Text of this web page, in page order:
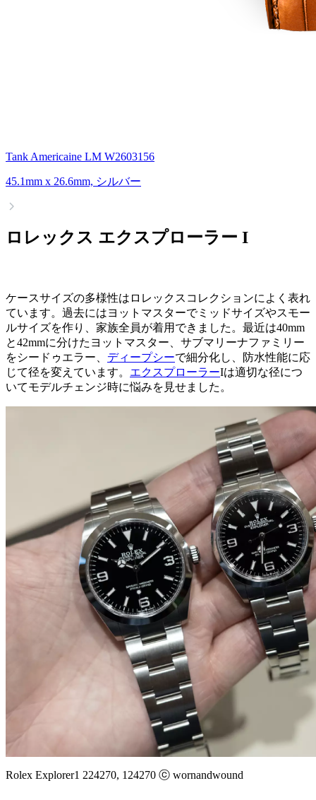
Tank Americaine LM W2603156
45.1mm x 26.6mm, シルバー
ロレックス エクスプローラー I
ケースサイズの多様性はロレックスコレクションによく表れ
ています。過去にはヨットマスターでミッドサイズやスモー
ルサイズを作り、家族全員が着用できました。最近は40mm
と42mmに分けたヨットマスター、サブマリーナファミリー
をシードゥエラー、 ディープシーで細分化し、防水性能に応
じて径を変えています。 エクスプローラーIは適切な径につ
いてモデルチェンジ時に悩みを見せました。
Rolex Explorer1 224270, 124270 ⓒ wornandwound